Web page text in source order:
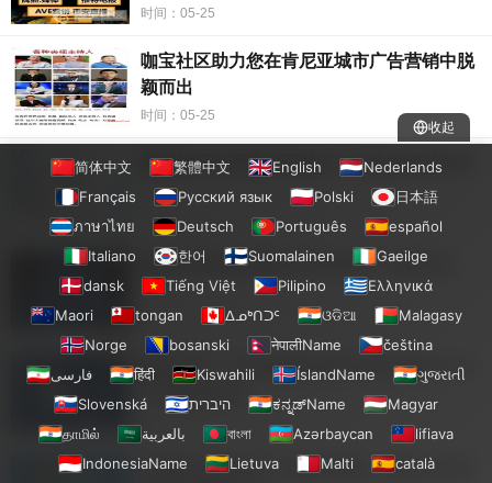
样一来，不仅可以增加商家的曝光度，还可以促进商家与客
户之间的互动，建立更紧密的合作关系，助力商家实现更好
的业绩。
在这个信息爆炸的时代，如何让广告投放更加高效、更
加精准，是每个商家都在思考的问题。而在佛得角的城市市
咖宝 社区正是解决这一难题的利器。通过 咖宝 社区，
时间：05-25
咖宝社区助力您在肯尼亚城市广告营销中脱
颖而出
时间：05-25
咖宝社区引领肯尼亚城市广告投放领域创新
时间：05-25
咖宝社区带您探索肯尼亚城市广告新风尚
时间：05-25
咖宝社区：打造坦桑尼亚城市最具影响力的
广告投放活动
时间：05-25
坦桑尼亚城市的广告投放策略，咖宝社区帮
收起
简体中文 繁體中文 English
Nederlands
Français
Русский язык Polski
日本語
ภาษาไทย
Deutsch Português
español
Italiano
한어 Suomalainen
Gaeilge
dansk
Tiếng Việt Pilipino
Ελληνικά
Maori
tongan ᐃᓄᒃᑎᑐᑦ ଓଡିଆ
Malagasy
Norge
bosanski नेपालीName
čeština
فارسی
हिंदी Kiswahili ÍslandName
ગુજરાતી
Slovenská
היברית ಕನ್ನಡ್Name
Magyar
தாமில்
بالعربية বাংলা Azərbaycan
lifiava
IndonesiaName
Lietuva Malti català